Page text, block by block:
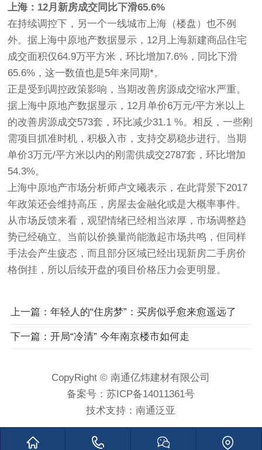
上海：12月新房成交同比下滑65.6%
在持续调控下，另一个一线城市上海（楼盘）也不例
外。据上海中原地产数据显示，12月上海新建商品住宅
成交面积仅64.9万平方米，环比增加7.6%，同比下滑
65.6%，这一数值也是5年来同期*。
正是受到调控政策影响，当期改善房源成交缩水严重。
据上海中原地产数据显示，12月单价6万元/平方米以上
的改善房源成交573套，环比减少31.1 %。相反，一些刚
需项目抓准时机，积极入市，支持交易稳步进行。当期
单价3万元/平方米以内的刚需供成交2787套，环比增加
54.3%。
上海中原地产市场分析师卢文曦表示，在此背景下2017
年政策还会维持高压，房屋去金融化或是大概率事件。
从市场反馈来看，观望情绪已经相当浓厚，市场调整趋
势已经确立。当前以价换量尚能激起市场共鸣，但同样
手法会产生疲态，而且部分区域已经出现新房二手房价
格倒挂，所以后续开盘的项目价格压力会更明显。
上一篇：年轻人的“住房梦”：买房似乎愈来愈遥远了
下一篇：开局“冷清” 今年南京楼市如何走
CopyRight © 南通亿炜建材有限公司
备案号：苏ICP备14011361号
技术支持：南通泛亚